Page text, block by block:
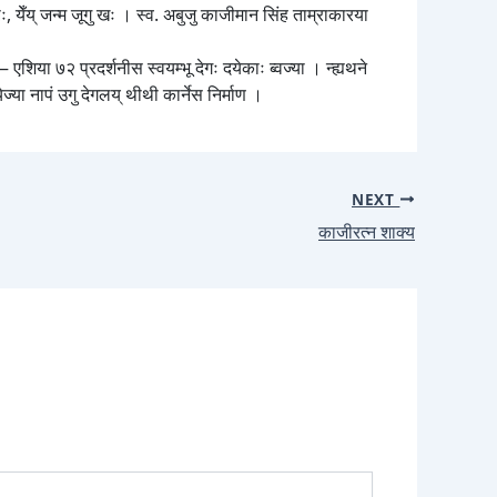
येँय् जन्म जूगु खः । स्व. अबुजु काजीमान सिंह ताम्राकारया
७२ प्रदर्शनीस स्वयम्भू देगः दयेकाः ब्वज्या । न्ह्यथने
नापं उगु देगलय् थीथी कार्नेस निर्माण ।
NEXT
काजीरत्न शाक्य